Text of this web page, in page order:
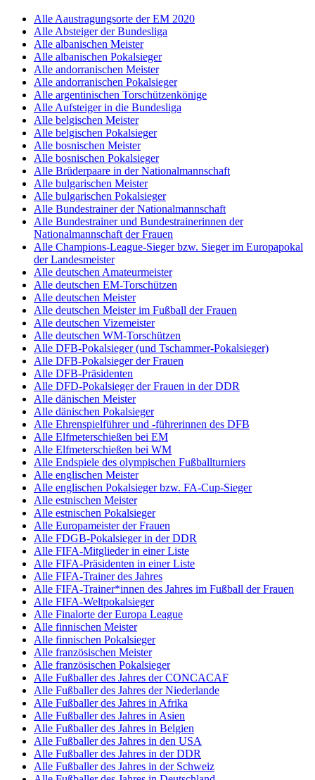
Alle Aaustragungsorte der EM 2020
Alle Absteiger der Bundesliga
Alle albanischen Meister
Alle albanischen Pokalsieger
Alle andorranischen Meister
Alle andorranischen Pokalsieger
Alle argentinischen Torschützenkönige
Alle Aufsteiger in die Bundesliga
Alle belgischen Meister
Alle belgischen Pokalsieger
Alle bosnischen Meister
Alle bosnischen Pokalsieger
Alle Brüderpaare in der Nationalmannschaft
Alle bulgarischen Meister
Alle bulgarischen Pokalsieger
Alle Bundestrainer der Nationalmannschaft
Alle Bundestrainer und Bundestrainerinnen der
Nationalmannschaft der Frauen
Alle Champions-League-Sieger bzw. Sieger im Europapokal
der Landesmeister
Alle deutschen Amateurmeister
Alle deutschen EM-Torschützen
Alle deutschen Meister
Alle deutschen Meister im Fußball der Frauen
Alle deutschen Vizemeister
Alle deutschen WM-Torschützen
Alle DFB-Pokalsieger (und Tschammer-Pokalsieger)
Alle DFB-Pokalsieger der Frauen
Alle DFB-Präsidenten
Alle DFD-Pokalsieger der Frauen in der DDR
Alle dänischen Meister
Alle dänischen Pokalsieger
Alle Ehrenspielführer und -führerinnen des DFB
Alle Elfmeterschießen bei EM
Alle Elfmeterschießen bei WM
Alle Endspiele des olympischen Fußballturniers
Alle englischen Meister
Alle englischen Pokalsieger bzw. FA-Cup-Sieger
Alle estnischen Meister
Alle estnischen Pokalsieger
Alle Europameister der Frauen
Alle FDGB-Pokalsieger in der DDR
Alle FIFA-Mitglieder in einer Liste
Alle FIFA-Präsidenten in einer Liste
Alle FIFA-Trainer des Jahres
Alle FIFA-Trainer*innen des Jahres im Fußball der Frauen
Alle FIFA-Weltpokalsieger
Alle Finalorte der Europa League
Alle finnischen Meister
Alle finnischen Pokalsieger
Alle französischen Meister
Alle französischen Pokalsieger
Alle Fußballer des Jahres der CONCACAF
Alle Fußballer des Jahres der Niederlande
Alle Fußballer des Jahres in Afrika
Alle Fußballer des Jahres in Asien
Alle Fußballer des Jahres in Belgien
Alle Fußballer des Jahres in den USA
Alle Fußballer des Jahres in der DDR
Alle Fußballer des Jahres in der Schweiz